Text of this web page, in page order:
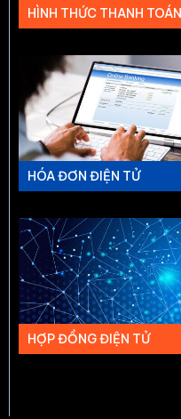
HÌNH THỨC THANH TOÁN
HÓA ĐƠN ĐIỆN TỬ
HỢP ĐỒNG ĐIỆN TỬ